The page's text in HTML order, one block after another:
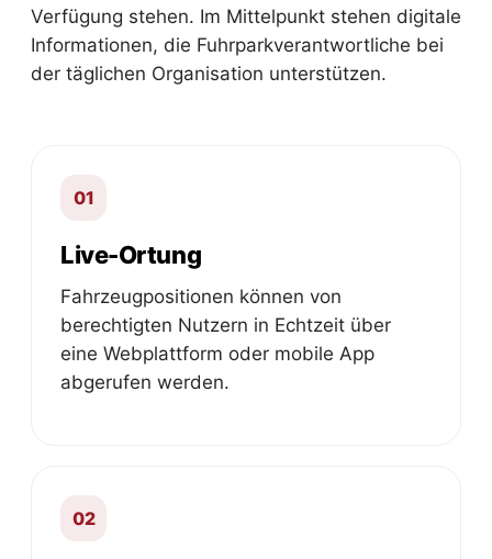
Verfügung stehen. Im Mittelpunkt stehen digitale
Informationen, die Fuhrparkverantwortliche bei
der täglichen Organisation unterstützen.
01
Live-Ortung
Fahrzeugpositionen können von
berechtigten Nutzern in Echtzeit über
eine Webplattform oder mobile App
abgerufen werden.
02